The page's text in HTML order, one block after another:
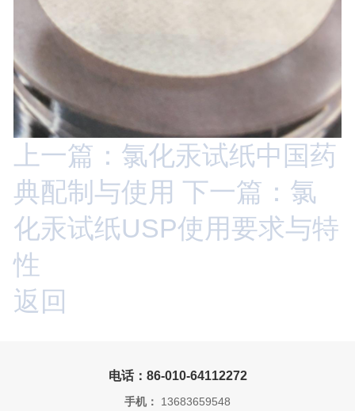
上一篇：氯化汞试纸中国药
典配制与使用 下一篇：氯
化汞试纸USP使用要求与特
性
返回
电话：86-010-64112272
手机： 13683659548